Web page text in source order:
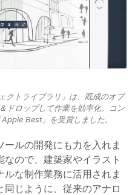
クトライブラリ」は、既成のオブ
ドロップして作業を効率化。コン
Best」を受賞しました。
ルの開発にも力を入れま
ので、建築家やイラスト
な制作業務に活用されま
同じように、従来のアナロ